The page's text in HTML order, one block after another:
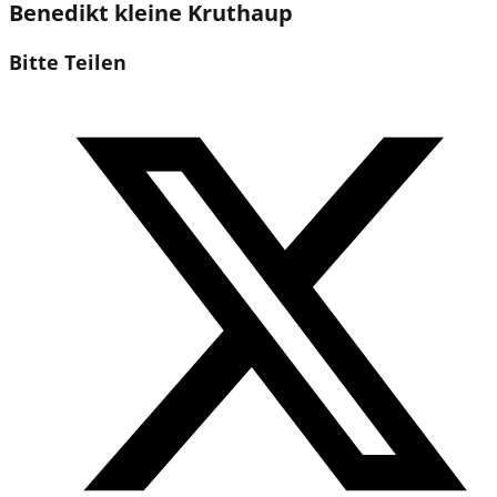
Benedikt kleine Kruthaup
Bitte Teilen